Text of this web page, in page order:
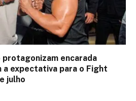
encarada
expectativa para o Fight
julho